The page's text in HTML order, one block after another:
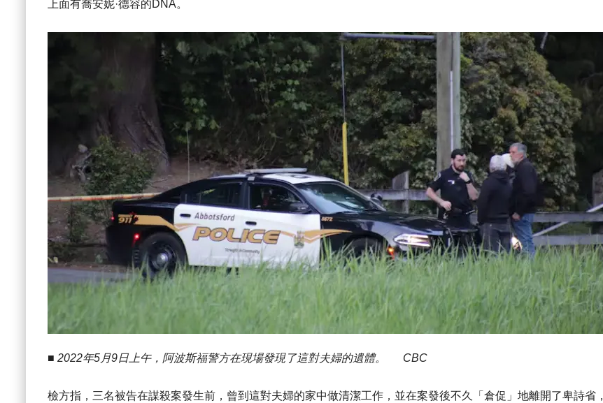
上面有喬安妮·德容的DNA。
■ 2022年5月9日上午，阿波斯福警方在現場發現了這對夫婦的遺體。 CBC
檢方指，三名被告在謀殺案發生前，曾到這對夫婦的家中做清潔工作，並在案發後不久「倉促」地離開了卑詩省，